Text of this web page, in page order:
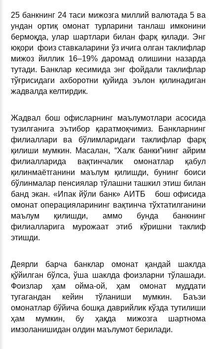
25 банкнинг 24 таси мижозга миллий валютада 5 ва
ундан ортиқ омонат турларини танлаш имконини
бермоқда, улар шартлари билан фарқ қилади. Энг
юқори фоиз ставкаларини ўз ичига олган таклифлар
мижоз йиллик 16–19% даромад олишини назарда
тутади. Банклар кесимида энг фойдали таклифлар
тўғрисидаги ахборотни қуйида эълон қилинадиган
жадвалда келтирдик.
Жадвал бош офисларнинг маълумотлари асосида
тузилганига эътибор қаратмоқчимиз. Банкларнинг
филиаллари ва бўлимларидаги таклифлар фарқ
қилиши мумкин. Масалан, “Халк банки”нинг айрим
филиалларида вақтинчалик омонатлар қабул
қилинмаётганини маълум қилишди, бунинг боиси
бўлинмалар пенсиялар тўлашни ташкил этиш билан
банд экан. «Ипак йўли банк» АИТБ бош офисида
омонат операцияларининг вақтинча тўхтатилганини
маълум қилишди, аммо бунда банкнинг
филиалларига мурожаат этиб кўришни таклиф
этишди.
Деярли барча банклар омонат қандай шаклда
қўйилган бўлса, ўша шаклда фоизларни тўлашади.
Фоизлар ҳам ойма-ой, ҳам омонат муддати
тугагандан кейин тўланиши мумкин. Баъзи
омонатлар бўйича бошқа даврийлик кўзда тутилиши
ҳам мумкин, бу ҳақда мижозга шартнома
имзоланишидан олдин маълумот берилади.